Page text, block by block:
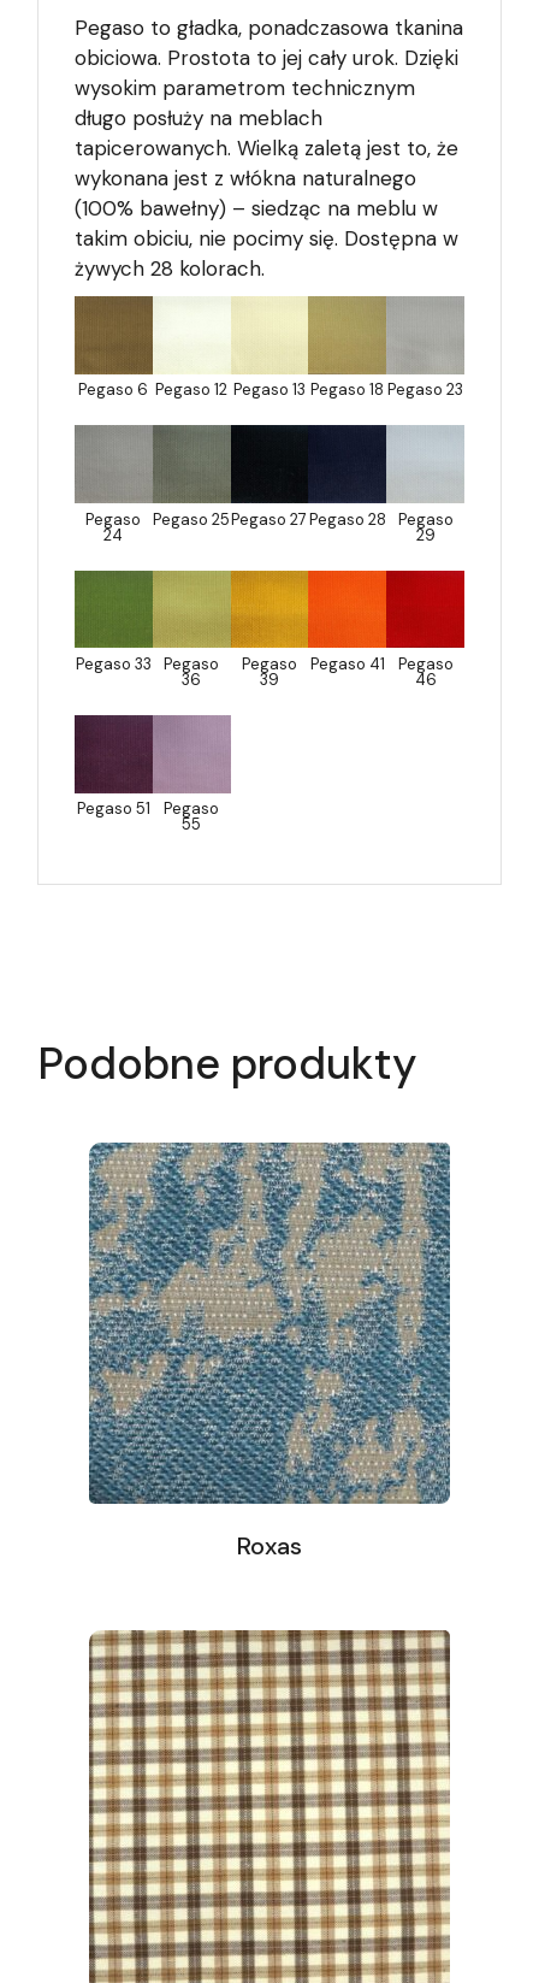
Pegaso to gładka, ponadczasowa tkanina
obiciowa. Prostota to jej cały urok. Dzięki
wysokim parametrom technicznym
długo posłuży na meblach
tapicerowanych. Wielką zaletą jest to, że
wykonana jest z włókna naturalnego
(100% bawełny) – siedząc na meblu w
takim obiciu, nie pocimy się. Dostępna w
żywych 28 kolorach.
Pegaso 6 Pegaso 12 Pegaso 13 Pegaso 18 Pegaso 23
Pegaso
24
Pegaso 25Pegaso 27Pegaso 28 Pegaso
29
Pegaso 33 Pegaso
36
Pegaso
39
Pegaso 41 Pegaso
46
Pegaso 51 Pegaso
55
Podobne produkty
Roxas